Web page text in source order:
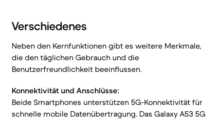
Verschiedenes
Neben den Kernfunktionen gibt es weitere Merkmale,
die den täglichen Gebrauch und die
Benutzerfreundlichkeit beeinflussen.
Konnektivität und Anschlüsse:
Beide Smartphones unterstützen 5G-Konnektivität für
schnelle mobile Datenübertragung. Das Galaxy A53 5G